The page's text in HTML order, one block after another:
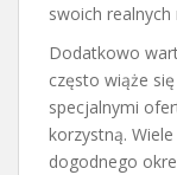
swoich
Dodatkowo
często wiąże
specjalnymi
korzystną.
dogodnego